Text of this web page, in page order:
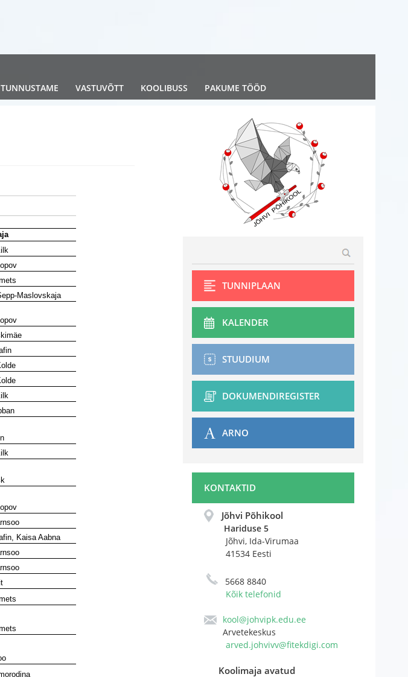
TUNNUSTAME VASTUVÕTT KOOLIBUSS PAKUME TÖÖD
TUNNIPLAAN
KALENDER
STUUDIUM
DOKUMENDIREGISTER
ARNO
KONTAKTID
Jõhvi Põhikool
Hariduse 5
Jõhvi, Ida-Virumaa
41534 Eesti
5668 8840
Kõik telefonid
kool@johvipk.edu.ee
Arvetekeskus
arved.johvivv@fitekdigi.com
Koolimaja avatud